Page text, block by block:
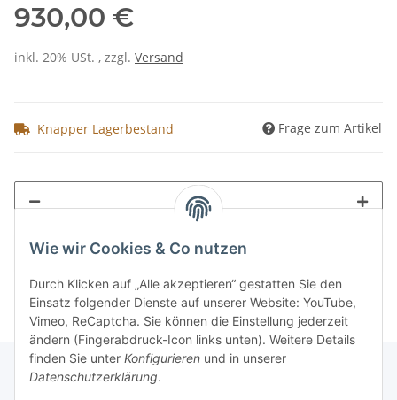
Wie wir Cookies & Co nutzen
Durch Klicken auf „Alle akzeptieren“ gestatten Sie den
Einsatz folgender Dienste auf unserer Website: YouTube,
Vimeo, ReCaptcha. Sie können die Einstellung jederzeit
ändern (Fingerabdruck-Icon links unten). Weitere Details
finden Sie unter Konfigurieren und in unserer
Datenschutzerklärung.
930,00 €
inkl. 20% USt. , zzgl. Versand
Knapper Lagerbestand Frage zum Artikel